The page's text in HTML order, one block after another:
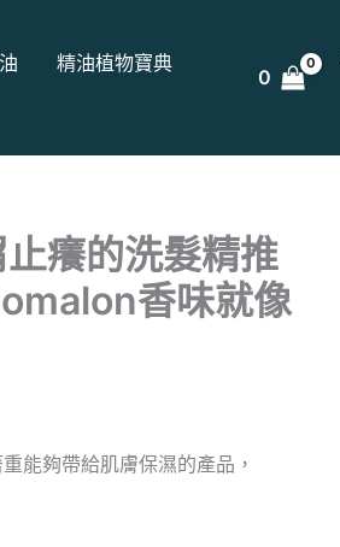
精油植物寶典
0
癢的洗髮精推
香味就像
能夠帶給肌膚保濕的產品，